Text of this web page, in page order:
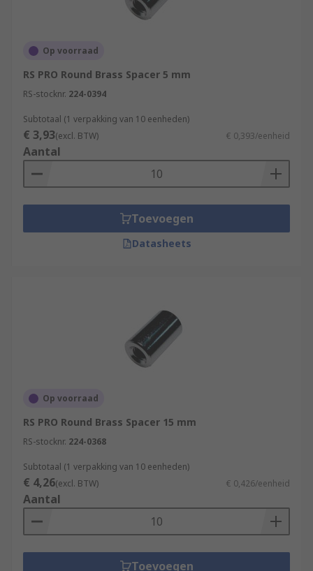
Op voorraad
RS PRO Round Brass Spacer 5 mm
RS-stocknr. 224-0394
Subtotaal (1 verpakking van 10 eenheden)
€ 3,93(excl. BTW) € 0,393/eenheid
Aantal
Toevoegen
Datasheets
Op voorraad
RS PRO Round Brass Spacer 15 mm
RS-stocknr. 224-0368
Subtotaal (1 verpakking van 10 eenheden)
€ 4,26(excl. BTW) € 0,426/eenheid
Aantal
Toevoegen